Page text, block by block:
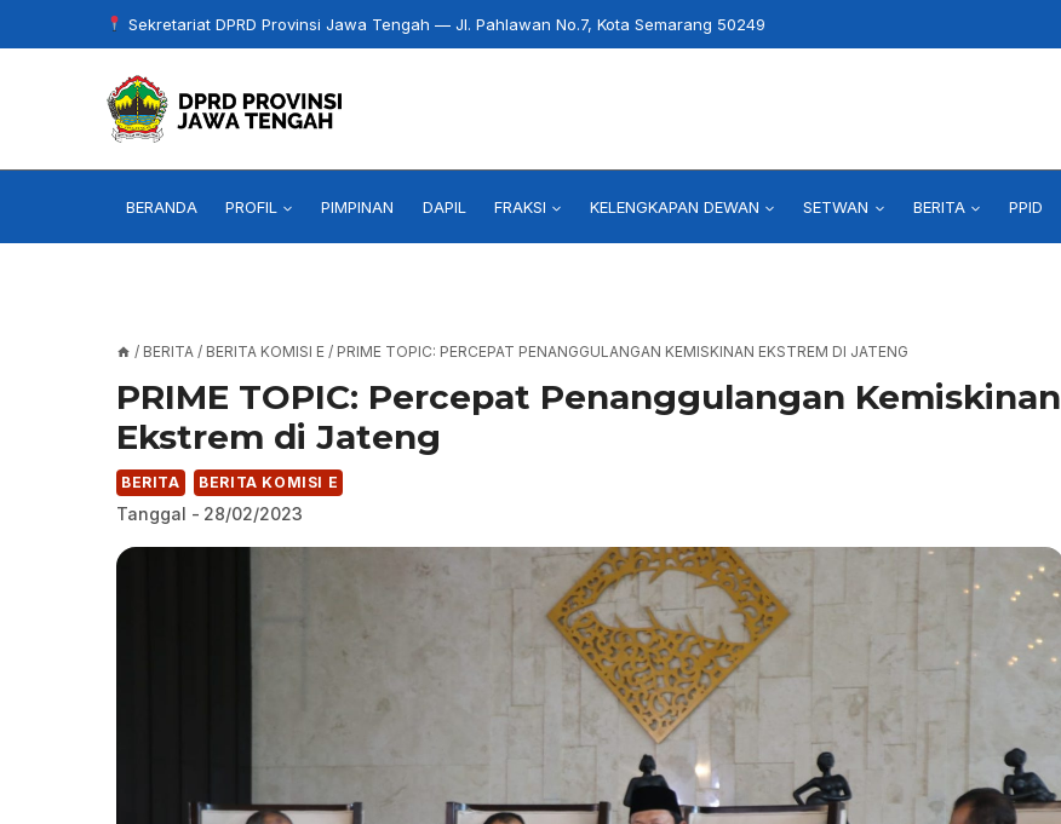
to
Sekretariat DPRD Provinsi Jawa Tengah — Jl. Pahlawan No.7, Kota Semarang 50249
BERANDA PROFIL PIMPINAN DAPIL FRAKSI KELENGKAPAN DEWAN SETWAN BERITA PPID
/ BERITA / BERITA KOMISI E / PRIME TOPIC: PERCEPAT PENANGGULANGAN KEMISKINAN EKSTREM DI JATENG
PRIME TOPIC: Percepat Penanggulangan Kemiskinan
Ekstrem di Jateng
BERITA BERITA KOMISI E
Tanggal - 28/02/2023